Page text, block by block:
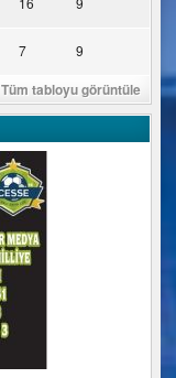
7 9
Tüm tabloyu görüntüle